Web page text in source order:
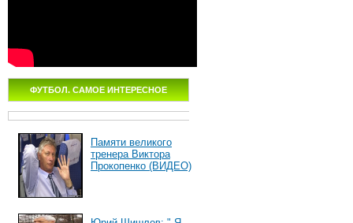
ФУТБОЛ. САМОЕ ИНТЕРЕСНОЕ
Памяти великого
тренера Виктора
Прокопенко (ВИДЕО)